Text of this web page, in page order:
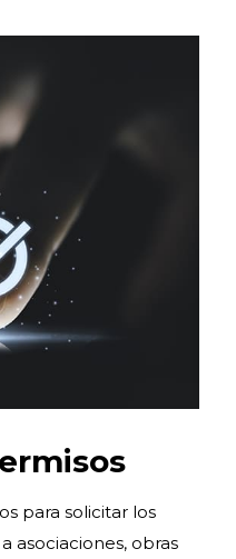
para solicitar los
asociaciones, obras